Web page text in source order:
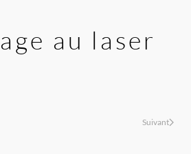
au laser
Suivant